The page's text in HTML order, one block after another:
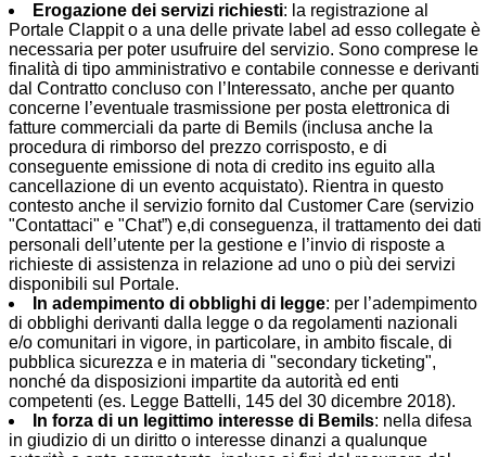
Erogazione dei servizi richiesti: la registrazione al
Portale Clappit o a una delle private label ad esso collegate è
necessaria per poter usufruire del servizio. Sono comprese le
finalità di tipo amministrativo e contabile connesse e derivanti
dal Contratto concluso con l’Interessato, anche per quanto
concerne l’eventuale trasmissione per posta elettronica di
fatture commerciali da parte di Bemils (inclusa anche la
procedura di rimborso del prezzo corrisposto, e di
conseguente emissione di nota di credito ins eguito alla
cancellazione di un evento acquistato). Rientra in questo
contesto anche il servizio fornito dal Customer Care (servizio
"Contattaci" e "Chat”) e,di conseguenza, il trattamento dei dati
personali dell’utente per la gestione e l’invio di risposte a
richieste di assistenza in relazione ad uno o più dei servizi
disponibili sul Portale.
In adempimento di obblighi di legge: per l’adempimento
di obblighi derivanti dalla legge o da regolamenti nazionali
e/o comunitari in vigore, in particolare, in ambito fiscale, di
pubblica sicurezza e in materia di "secondary ticketing",
nonché da disposizioni impartite da autorità ed enti
competenti (es. Legge Battelli, 145 del 30 dicembre 2018).
In forza di un legittimo interesse di Bemils: nella difesa
in giudizio di un diritto o interesse dinanzi a qualunque